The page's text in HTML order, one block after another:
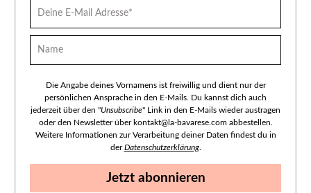
Die Angabe deines Vornamens ist freiwillig und dient nur der
persönlichen Ansprache in den E-Mails. Du kannst dich auch
jederzeit über den "Unsubscribe" Link in den E-Mails wieder austragen
oder den Newsletter über kontakt@la-bavarese.com abbestellen.
Weitere Informationen zur Verarbeitung deiner Daten findest du in
derDatenschutzerklärung.
Jetzt abonnieren